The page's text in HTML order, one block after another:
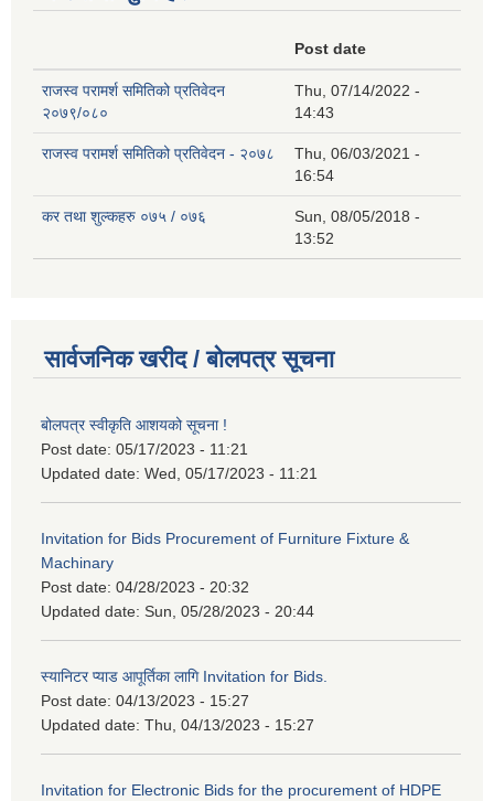
Post date
राजस्व परामर्श समितिको प्रतिवेदन
२०७९/०८०
Thu, 07/14/2022 -
14:43
राजस्व परामर्श समितिको प्रतिवेदन - २०७८
Thu, 06/03/2021 -
16:54
कर तथा शुल्कहरु ०७५ / ०७६
Sun, 08/05/2018 -
13:52
सार्वजनिक खरीद / बोलपत्र सूचना
बोलपत्र स्वीकृति आशयको सूचना !
Post date: 05/17/2023 - 11:21
Updated date: Wed, 05/17/2023 - 11:21
Invitation for Bids Procurement of Furniture Fixture &
Machinary
Post date: 04/28/2023 - 20:32
Updated date: Sun, 05/28/2023 - 20:44
स्यानिटर प्याड आपूर्तिका लागि Invitation for Bids.
Post date: 04/13/2023 - 15:27
Updated date: Thu, 04/13/2023 - 15:27
Invitation for Electronic Bids for the procurement of HDPE